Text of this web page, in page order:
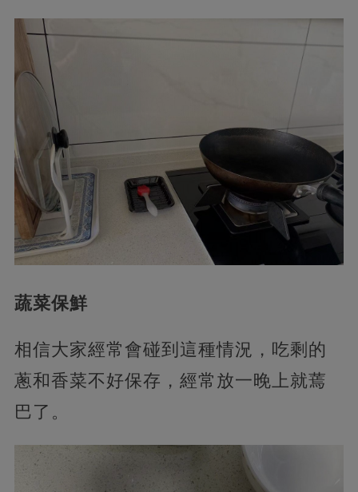
蔬菜保鮮
相信大家經常會碰到這種情況，吃剩的
蔥和香菜不好保存，經常放一晚上就蔫
巴了。